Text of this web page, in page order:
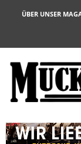
ÜBER UNSER